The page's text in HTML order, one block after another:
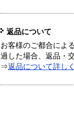
返品について
お客様のご都合によ
過した場合、返品・
⇒返品について詳し